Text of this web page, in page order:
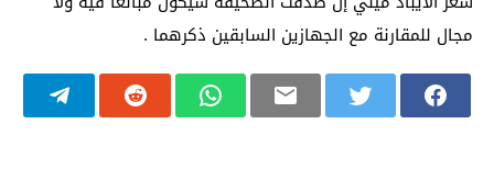
مجال للمقارنة مع الجهازين السابقين ذكرهما .